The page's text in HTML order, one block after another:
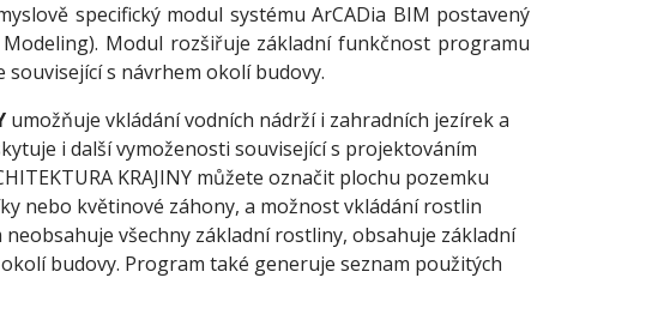
specifický modul systému ArCADia BIM postavený
Modul rozšiřuje základní funkčnost programu
související s návrhem okolí budovy.
umožňuje vkládání vodních nádrží i zahradních jezírek a
i další vymoženosti související s projektováním
KRAJINY můžete označit plochu pozemku
nebo květinové záhony, a možnost vkládání rostlin
všechny základní rostliny, obsahuje základní
budovy. Program také generuje seznam použitých